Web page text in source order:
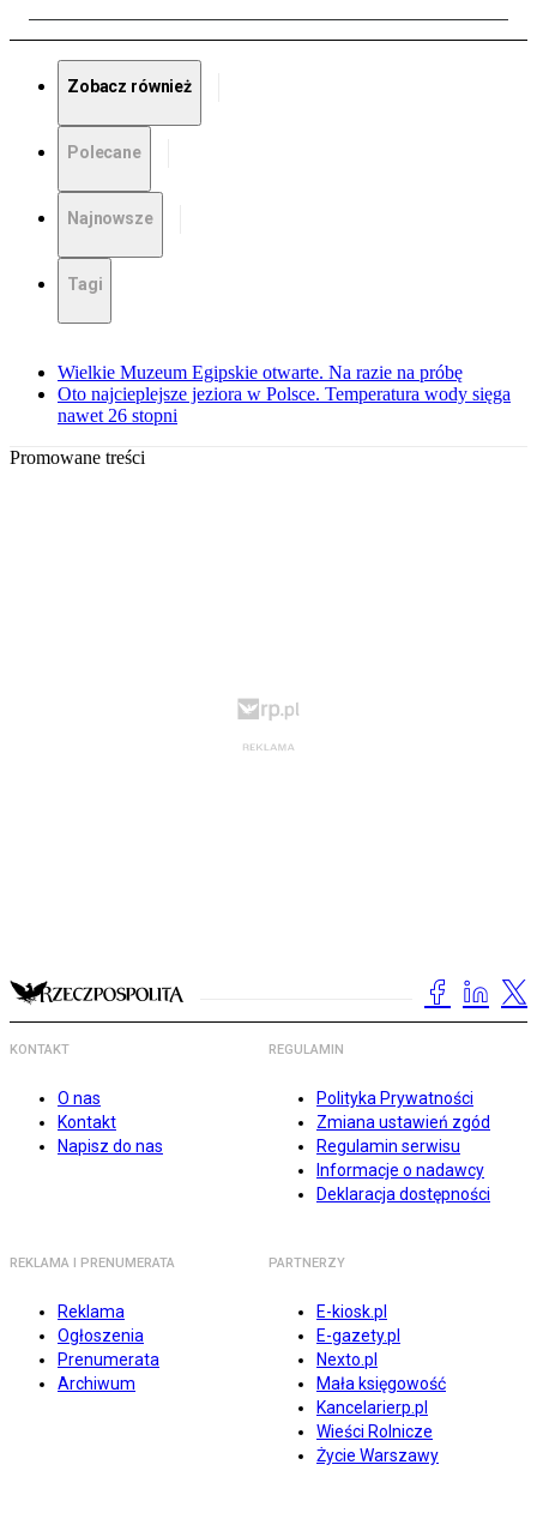
Zobacz również
Polecane
Najnowsze
Tagi
Wielkie Muzeum Egipskie otwarte. Na razie na próbę
Oto najcieplejsze jeziora w Polsce. Temperatura wody sięga
nawet 26 stopni
Promowane treści
KONTAKT
O nas
Kontakt
Napisz do nas
REGULAMIN
Polityka Prywatności
Zmiana ustawień zgód
Regulamin serwisu
Informacje o nadawcy
Deklaracja dostępności
REKLAMA I PRENUMERATA
Reklama
Ogłoszenia
Prenumerata
Archiwum
PARTNERZY
E-kiosk.pl
E-gazety.pl
Nexto.pl
Mała księgowość
Kancelarierp.pl
Wieści Rolnicze
Życie Warszawy